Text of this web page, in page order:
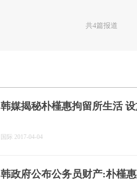
共4篇报道
韩媒揭秘朴槿惠拘留所生活
国际 2017-04-04
韩政府公布公务员财产:朴槿